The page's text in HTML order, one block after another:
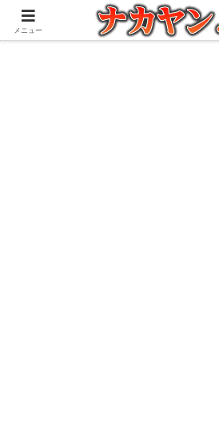
アウトドアとガジェット好きな管理人の
メニュー